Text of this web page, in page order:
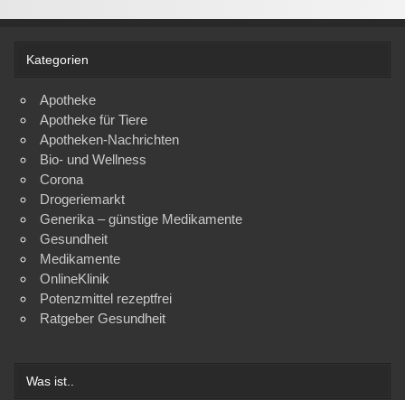
Kategorien
Apotheke
Apotheke für Tiere
Apotheken-Nachrichten
Bio- und Wellness
Corona
Drogeriemarkt
Generika – günstige Medikamente
Gesundheit
Medikamente
OnlineKlinik
Potenzmittel rezeptfrei
Ratgeber Gesundheit
Was ist..